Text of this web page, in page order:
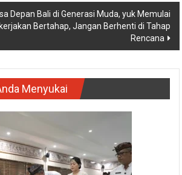
Depan Bali di Generasi Muda, yuk Memulai
Bertahap, Jangan Berhenti di Tahap
Rencana
Menyukai